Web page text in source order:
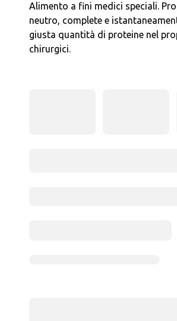
Alimento a fini medici speciali.
neutro, complete e
giusta quantità di proteine nel
chirurgici.